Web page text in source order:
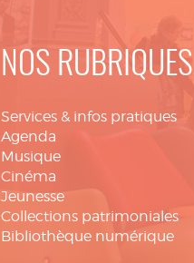
NOS RUBRIQUES
Services & infos pratiques
Agenda
Musique
Cinéma
Jeunesse
Collections patrimoniales
Bibliothèque numérique